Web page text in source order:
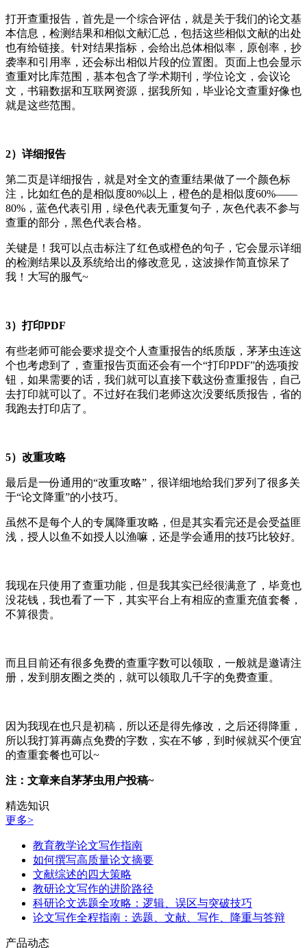
打开查重报告，首先是一个综合评估，就是关于我们的论文基
本信息，检测结果和相似文献汇总，包括这些相似文献的出处
也有给链接。针对结果指标，会给出总体相似率，原创率，抄
袭率和引用率，还会标出相似片段的位置图。页面上也会显示
查重对比库范围，基本包含了学术期刊，学位论文，会议论
文，书籍数据和互联网资源，据我所知，毕业论文查重好像也
就是这些范围。
2）详细报告
第二页是详细报告，就是对全文的查重结果做了一个颜色标
注，比如红色的是相似度80%以上，橙色的是相似度60%——
80%，蓝色代表引用，绿色代表无重复句子，灰色代表不参与
查重的部分，黑色代表合格。
关键是！我可以点击标注了红色或橙色的句子，它会显示详细
的检测结果以及系统给出的修改意见，这波操作简直惊呆了
我！大写的服气~
3）打印PDF
有些老师可能会要求提交个人查重报告的纸质版，茅茅虫连这
个也考虑到了，查重报告页面还会有一个“打印PDF”的选项按
钮，如果需要的话，我们就可以直接下载这份查重报告，自己
去打印就可以了。不过好在我们老师这次没要纸质报告，省的
我跑去打印店了。
5）改重攻略
最后是一份通用的“改重攻略”，很详细地给我们罗列了很多关
于“论文降重”的小技巧。
虽然不是每个人的专属降重攻略，但是其实看完还是会受益匪
浅，授人以鱼不如授人以渔嘛，还是学会通用的技巧比较好。
我现在只使用了查重功能，但是我其实已经很满意了，毕竟也
没花钱，我也看了一下，其实平台上有相应的查重充值套餐，
不算很贵。
而且目前还有很多免费的查重字数可以领取，一般就是邀请注
册，发到朋友圈之类的，就可以领取几千字的免费查重。
因为我现在也只是初稿，所以还是得先修改，之后还得降重，
所以我打算再薅点免费的字数，实在不够，到时候就买个便宜
的查重套餐也可以~
注：文章来自茅茅虫用户投稿~
精选知识
更多>
教育教学论文写作指南
如何撰写高质量论文摘要
文献综述的四大策略
教研论文写作的进阶路径
科研论文选题全攻略：逻辑、误区与突破技巧
论文写作全程指南：选题、文献、写作、降重与答辩
产品动态